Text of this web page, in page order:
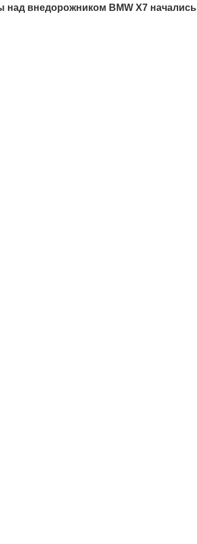
над внедорожником BMW X7 начались